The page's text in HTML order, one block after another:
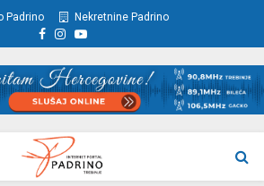
Padrino Nekretnine Padrino
Facebook
Instagram
Youtube